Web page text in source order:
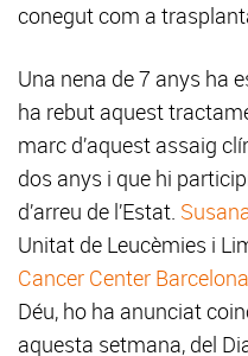
conegut com a
Una nena de 7 anys ha
ha rebut aquest
marc d’aquest assaig
dos anys i que hi
d’arreu de l’Estat.
Unitat de Leucèmies i
Cancer Center Barcelona
Déu, ho ha anunciat
aquesta setmana, del